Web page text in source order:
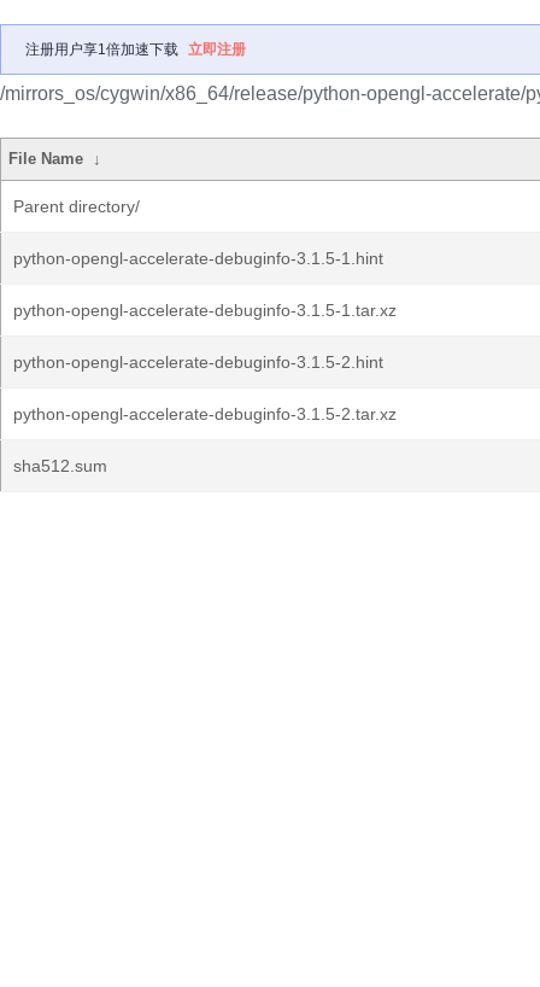
注册用户享1倍加速下载 立即注册
/mirrors_os/cygwin/x86_64/release/python-opengl-accelerate/
File Name ↓
Parent directory/
python-opengl-accelerate-debuginfo-3.1.5-1.hint
python-opengl-accelerate-debuginfo-3.1.5-1.tar.xz
python-opengl-accelerate-debuginfo-3.1.5-2.hint
python-opengl-accelerate-debuginfo-3.1.5-2.tar.xz
sha512.sum